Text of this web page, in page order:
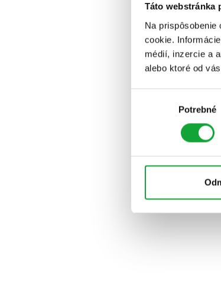
Táto webstránka
Na
cookie.
médií, inzercie a
alebo ktoré od
Potrebné